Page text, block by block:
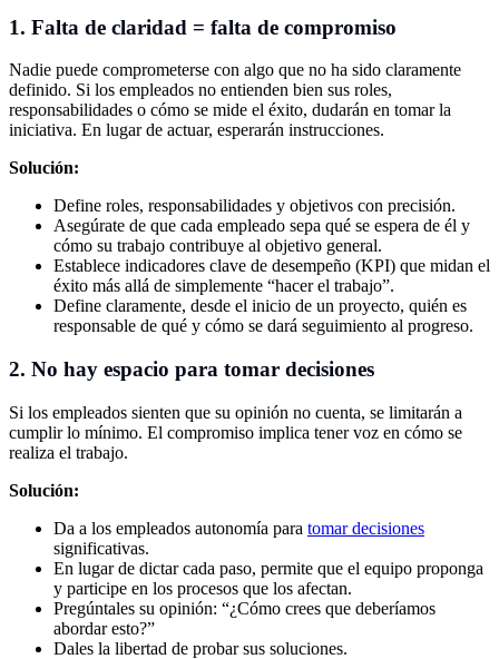
1. Falta de claridad = falta de compromiso
Nadie puede comprometerse con algo que no ha sido claramente
definido. Si los empleados no entienden bien sus roles,
responsabilidades o cómo se mide el éxito, dudarán en tomar la
iniciativa. En lugar de actuar, esperarán instrucciones.
Solución:
Define roles, responsabilidades y objetivos con precisión.
Asegúrate de que cada empleado sepa qué se espera de él y
cómo su trabajo contribuye al objetivo general.
Establece indicadores clave de desempeño (KPI) que midan el
éxito más allá de simplemente “hacer el trabajo”.
Define claramente, desde el inicio de un proyecto, quién es
responsable de qué y cómo se dará seguimiento al progreso.
2. No hay espacio para tomar decisiones
Si los empleados sienten que su opinión no cuenta, se limitarán a
cumplir lo mínimo. El compromiso implica tener voz en cómo se
realiza el trabajo.
Solución:
Da a los empleados autonomía para tomar decisiones
significativas.
En lugar de dictar cada paso, permite que el equipo proponga
y participe en los procesos que los afectan.
Pregúntales su opinión: “¿Cómo crees que deberíamos
abordar esto?”
Dales la libertad de probar sus soluciones.